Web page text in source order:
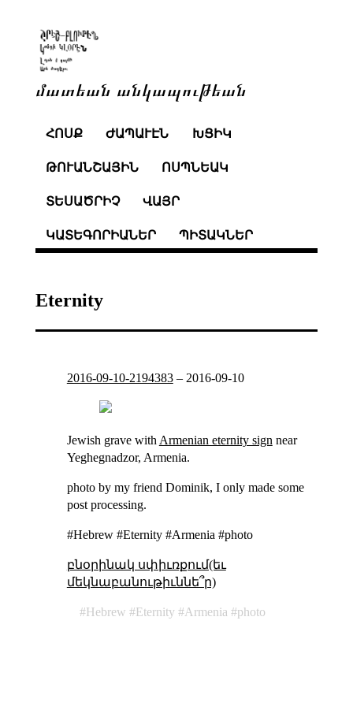
մատեան անկապութեան
ՀՈՍՔ ԺԱՊԱՒԷՆ ԽՑԻԿ
ԹՈՒԱՆՇԱՅԻՆ ՈՍՊՆԵԱԿ
ՏԵՍԱԾՐԻՉ ՎԱՅՐ
ԿԱՏԵԳՈՐԻԱՆԵՐ ՊԻՏԱԿՆԵՐ
Eternity
2016-09-10-2194383– 2016-09-10
Jewish grave with Armenian eternity sign near
Yeghegnadzor, Armenia.
photo by my friend Dominik, I only made some
post processing.
#Hebrew #Eternity #Armenia #photo
բնօրինակ սփիւռքում(եւ
մեկնաբանութիւննե՞ր)
Hebrew Eternity Armenia photo